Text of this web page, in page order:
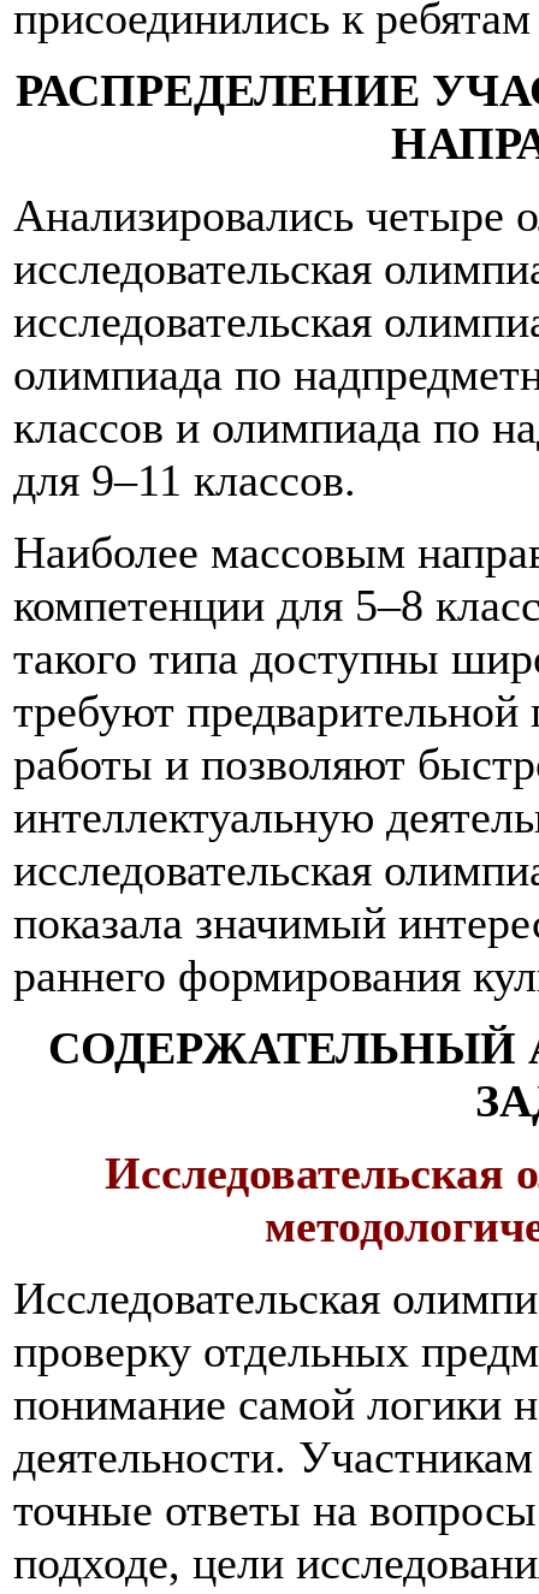
присоединились к
РАСПРЕДЕЛЕНИЕ
Анализировались четыре
исследовательская
исследовательская
олимпиада по
классов и олимпиада по
для 9–11 классов.
Наиболее массовым
компетенции для 5–8
такого типа доступны
требуют предварительной
работы и позволяют
интеллектуальную
исследовательская
показала значимый
раннего формирования
Исследовательская
проверку отдельных
понимание самой логики
деятельности.
точные ответы на
подходе, цели